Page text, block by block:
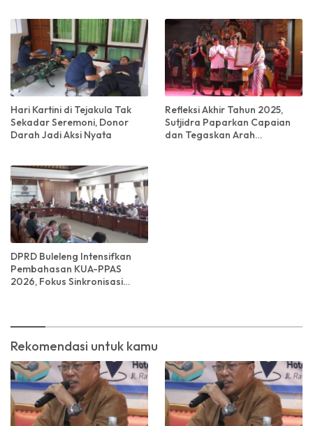
Hari Kartini di Tejakula Tak
Sekadar Seremoni, Donor
Darah Jadi Aksi Nyata
Refleksi Akhir Tahun 2025,
Sutjidra Paparkan Capaian
dan Tegaskan Arah
DPRD Buleleng Intensifkan
Pembahasan KUA-PPAS
2026, Fokus Sinkronisasi
Rekomendasi untuk kamu